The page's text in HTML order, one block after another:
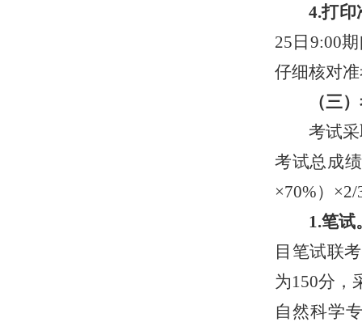
4.打印
25 日 9:00
仔细核对
（三
考试
考试总成绩
×70%）
1.笔试
目笔试联
为150分，
自然科学